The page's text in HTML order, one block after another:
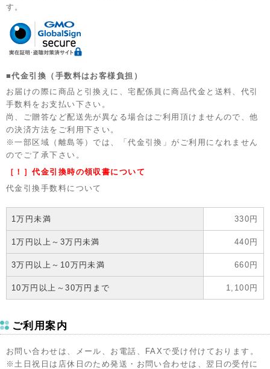
す。
■代金引換（手数料はお客様負担）
お届けの際に商品と引換えに、宅配係員に商品代金と送料、代引
手数料をお支払い下さい。
尚、ご贈答など配送先が異なる場合はご利用頂けませんので、他
の決済方法をご利用下さい。
※一部区域（離島等）では、「代金引換」がご利用になれません
のでご了承下さい。
［！］代金引換時の領収書について
代金引換手数料について
1万円未満 330円
1万円以上～3万円未満 440円
3万円以上～10万円未満 660円
10万円以上～30万円まで 1,100円
ご利用案内
お問い合わせは、メール、お電話、FAXで受け付けております。
※土日祝日は店休日のため発送・お問い合わせは、翌日の受付に